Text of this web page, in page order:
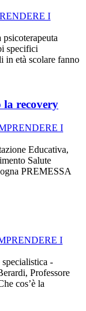
I
specifici
in età scolare fanno
la recovery
I
Educativa,
Salute
PREMESSA
I
-
Professore
cos’è la